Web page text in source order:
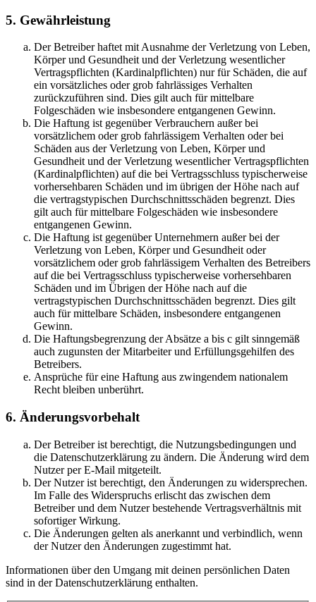
5. Gewährleistung
Der Betreiber haftet mit Ausnahme der Verletzung von Leben,
Körper und Gesundheit und der Verletzung wesentlicher
Vertragspflichten (Kardinalpflichten) nur für Schäden, die auf
ein vorsätzliches oder grob fahrlässiges Verhalten
zurückzuführen sind. Dies gilt auch für mittelbare
Folgeschäden wie insbesondere entgangenen Gewinn.
Die Haftung ist gegenüber Verbrauchern außer bei
vorsätzlichem oder grob fahrlässigem Verhalten oder bei
Schäden aus der Verletzung von Leben, Körper und
Gesundheit und der Verletzung wesentlicher Vertragspflichten
(Kardinalpflichten) auf die bei Vertragsschluss typischerweise
vorhersehbaren Schäden und im übrigen der Höhe nach auf
die vertragstypischen Durchschnittsschäden begrenzt. Dies
gilt auch für mittelbare Folgeschäden wie insbesondere
entgangenen Gewinn.
Die Haftung ist gegenüber Unternehmern außer bei der
Verletzung von Leben, Körper und Gesundheit oder
vorsätzlichem oder grob fahrlässigem Verhalten des Betreibers
auf die bei Vertragsschluss typischerweise vorhersehbaren
Schäden und im Übrigen der Höhe nach auf die
vertragstypischen Durchschnittsschäden begrenzt. Dies gilt
auch für mittelbare Schäden, insbesondere entgangenen
Gewinn.
Die Haftungsbegrenzung der Absätze a bis c gilt sinngemäß
auch zugunsten der Mitarbeiter und Erfüllungsgehilfen des
Betreibers.
Ansprüche für eine Haftung aus zwingendem nationalem
Recht bleiben unberührt.
6. Änderungsvorbehalt
Der Betreiber ist berechtigt, die Nutzungsbedingungen und
die Datenschutzerklärung zu ändern. Die Änderung wird dem
Nutzer per E-Mail mitgeteilt.
Der Nutzer ist berechtigt, den Änderungen zu widersprechen.
Im Falle des Widerspruchs erlischt das zwischen dem
Betreiber und dem Nutzer bestehende Vertragsverhältnis mit
sofortiger Wirkung.
Die Änderungen gelten als anerkannt und verbindlich, wenn
der Nutzer den Änderungen zugestimmt hat.
Informationen über den Umgang mit deinen persönlichen Daten
sind in der Datenschutzerklärung enthalten.